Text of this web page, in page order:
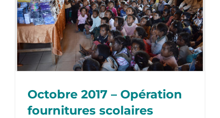
Octobre 2017 – Opération
fournitures scolaires